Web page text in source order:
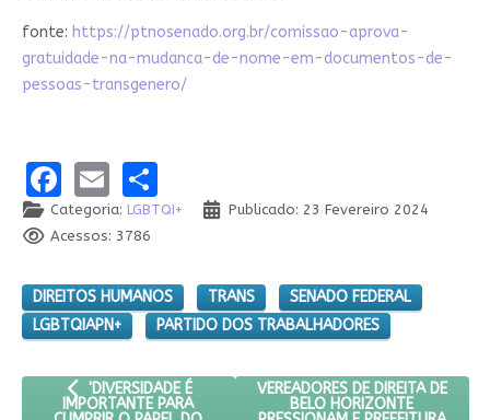
fonte: https://ptnosenado.org.br/comissao-aprova-
gratuidade-na-mudanca-de-nome-em-documentos-de-
pessoas-transgenero/
Facebook
EmailShare
Categoria: LGBTQI+
Publicado: 23 Fevereiro 2024
Acessos: 3786
DIREITOS HUMANOS TRANS
SENADO FEDERAL
LGBTQIAPN+
PARTIDO DOS TRABALHADORES
ARTIGO ANTERIOR: 'DIVERSIDADE É IMPORTANTE PARA
'DIVERSIDADE É
IMPORTANTE PARA
PRÓXIMO ARTIGO: VEREADORES
VEREADORES DE DIREITA DE
BELO HORIZONTE